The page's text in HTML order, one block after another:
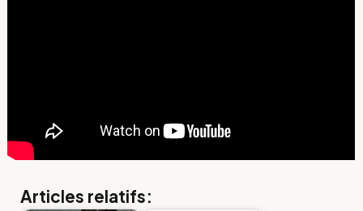
Articles relatifs: